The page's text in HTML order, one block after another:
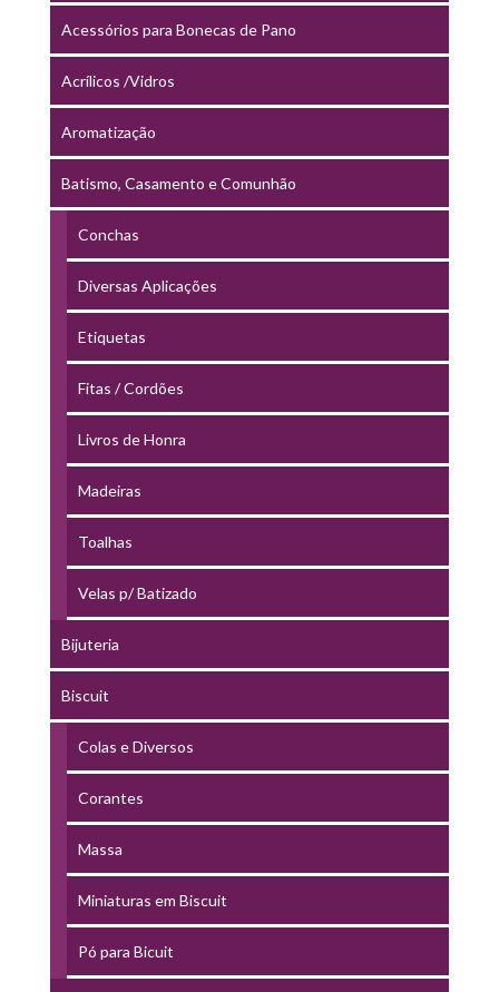
Acessórios para Bonecas de Pano
Acrílicos /Vidros
Aromatização
Batismo, Casamento e Comunhão
Conchas
Diversas Aplicações
Etiquetas
Fitas / Cordões
Livros de Honra
Madeiras
Toalhas
Velas p/ Batizado
Bijuteria
Biscuit
Colas e Diversos
Corantes
Massa
Miniaturas em Biscuit
Pó para Bicuit